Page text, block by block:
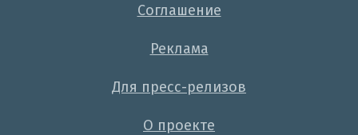
Соглашение
Реклама
Для пресс-релизов
О проекте